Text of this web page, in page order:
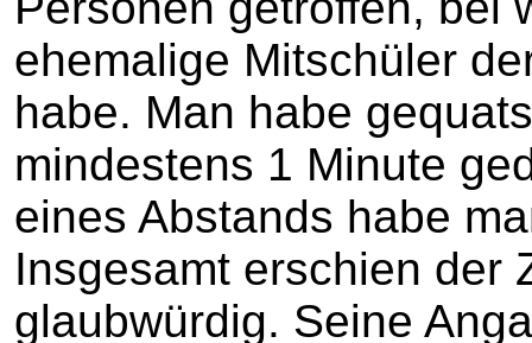
ehemalige Mitschüler
habe. Man habe
mindestens 1 Minute
eines Abstands habe
Insgesamt erschien der
glaubwürdig. Seine